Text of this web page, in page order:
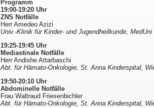
Programm
19:00-19:20 Uhr
ZNS Notfälle
Herr Amedeo Azizi
Univ.-Klinik für Kinder- und Jugendheilkunde, MedUni
19:25-19:45 Uhr
Mediastinale Notfälle
Herr Andishe Attarbaschi
Abt. für Hämato-Onkologie, St. Anna Kinderspital,
19:50-20:10 Uhr
Abdominelle Notfälle
Frau Waltraud Friesenbichler
Abt. für Hämato-Onkologie, St. Anna Kinderspital,